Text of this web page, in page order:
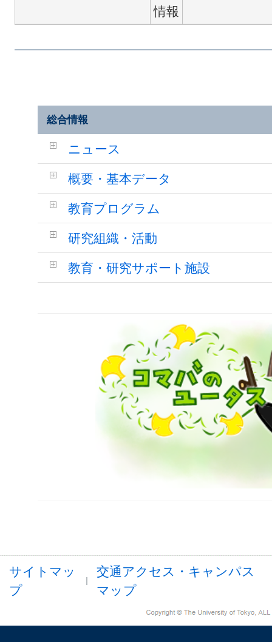
情報
総合情報
ニュース
概要・基本データ
教育プログラム
研究組織・活動
教育・研究サポート施設
サイトマッ
プ
交通アクセス・キャンパス
マップ